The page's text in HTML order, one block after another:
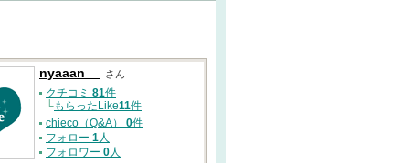
nyaaan__ さん
クチコミ 81件
└もらったLike11件
chieco（Q&A） 0件
フォロー 1人
フォロワー 0人